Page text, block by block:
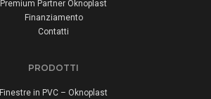
Premium Partner Oknoplast
Finanziamento
Contatti
PRODOTTI
Finestre in PVC – Oknoplast